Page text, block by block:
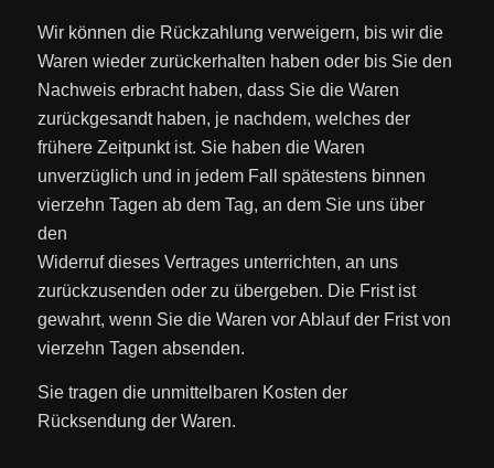
Wir können die Rückzahlung verweigern, bis wir die
Waren wieder zurückerhalten haben oder bis Sie den
Nachweis erbracht haben, dass Sie die Waren
zurückgesandt haben, je nachdem, welches der
frühere Zeitpunkt ist. Sie haben die Waren
unverzüglich und in jedem Fall spätestens binnen
vierzehn Tagen ab dem Tag, an dem Sie uns über
den
Widerruf dieses Vertrages unterrichten, an uns
zurückzusenden oder zu übergeben. Die Frist ist
gewahrt, wenn Sie die Waren vor Ablauf der Frist von
vierzehn Tagen absenden.
Sie tragen die unmittelbaren Kosten der
Rücksendung der Waren.